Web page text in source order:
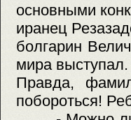
основными
иранец
болгарин
мира выступал.
Правда,
побороться!